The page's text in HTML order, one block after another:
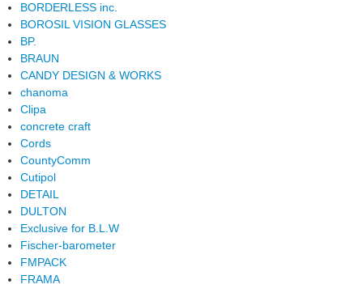
BORDERLESS inc.
BOROSIL VISION GLASSES
BP.
BRAUN
CANDY DESIGN & WORKS
chanoma
Clipa
concrete craft
Cords
CountyComm
Cutipol
DETAIL
DULTON
Exclusive for B.L.W
Fischer-barometer
FMPACK
FRAMA